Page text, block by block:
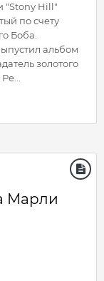
"Stony Hill"
по счету
Боба.
альбом
золотого
Марли